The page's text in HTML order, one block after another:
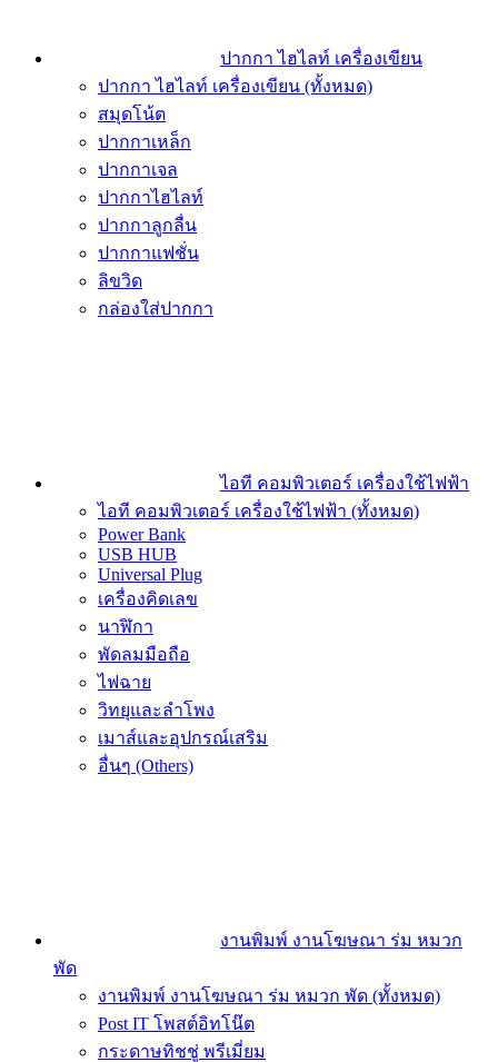
ปากกา ไฮไลท์ เครื่องเขียน
ปากกา ไฮไลท์ เครื่องเขียน (ทั้งหมด)
สมุดโน้ต
ปากกาเหล็ก
ปากกาเจล
ปากกาไฮไลท์
ปากกาลูกลื่น
ปากกาแฟชั่น
ลิขวิด
กล่องใส่ปากกา
ไอที คอมพิวเตอร์ เครื่องใช้ไฟฟ้า
ไอที คอมพิวเตอร์ เครื่องใช้ไฟฟ้า (ทั้งหมด)
Power Bank
USB HUB
Universal Plug
เครื่องคิดเลข
นาฬิกา
พัดลมมือถือ
ไฟฉาย
วิทยุและลำโพง
เมาส์และอุปกรณ์เสริม
อื่นๆ (Others)
งานพิมพ์ งานโฆษณา ร่ม หมวก
พัด
งานพิมพ์ งานโฆษณา ร่ม หมวก พัด (ทั้งหมด)
Post IT โพสต์อิทโน๊ต
กระดาษทิชชู่ พรีเมี่ยม